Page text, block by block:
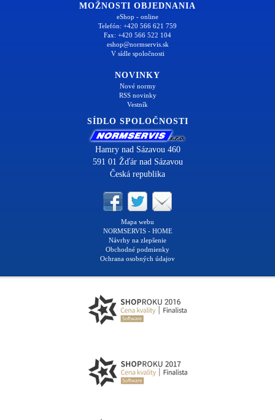
MOŽNOSTI OBJEDNANIA
eShop - online
Telefón: +420 566 621 759
Fax: +420 566 522 104
eshop@normservis.sk
V sídle spoločnosti
NOVINKY
Nové normy
RSS novinky
Vestník
SÍDLO SPOLOČNOSTI
Hamry nad Sázavou 460
591 01 Žďár nad Sázavou
Česká republika
Mapa webu
NORMSERVIS - HOME
Návrhy na zlepšenie
Obchodné podmienky
Ochrana osobných údajov